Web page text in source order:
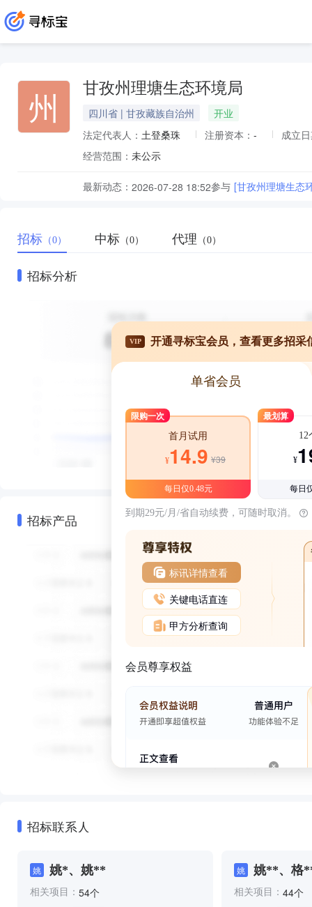
州 甘孜州理塘生态环境局
四川省 | 甘孜藏族自治州
开业
法定代表人： 土登桑珠 注册资本： -
成立
经营范围： 未公示
最新动态： 2026-07-28 18:52参与 [甘孜州理塘生态
招标 （0） 中标 （0） 代理 （0）
招标分析
招标产品
VIP 开通寻标宝会员，查看更多招采
单省会员
限购一次
首月试用
¥14.9 ¥39
每日仅0.48元
最划算
12
¥
每日
到期29元/月/省自动续费，可随时取消。
标讯详情查看
关键电话直连
甲方分析查询
会员尊享权益
招标联系人
姚 姚*、姚**
相关项目： 54个
姚 姚**、格
相关项目： 44个